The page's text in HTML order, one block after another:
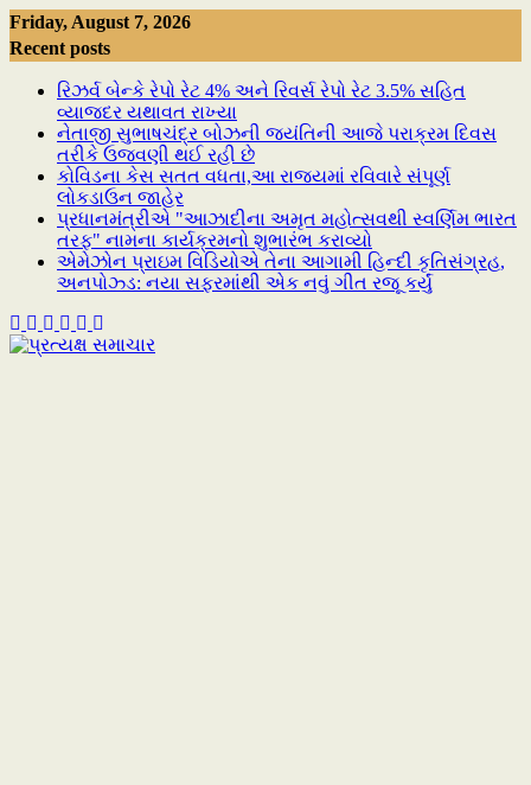
Skip
to
content
Friday, August 7, 2026
Recent posts
રિઝર્વ બેન્કે રેપો રેટ 4% અને રિવર્સ રેપો રેટ 3.5% સહિત
વ્યાજદર યથાવત રાખ્યા
નેતાજી સુભાષચંદ્ર બોઝની જયંતિની આજે પરાક્રમ દિવસ
તરીકે ઉજવણી થઈ રહી છે
કોવિડના કેસ સતત વધતા,આ રાજ્યમાં રવિવારે સંપૂર્ણ
લોકડાઉન જાહેર
પ્રધાનમંત્રીએ "આઝાદીના અમૃત મહોત્સવથી સ્વર્ણિમ ભારત
તરફ" નામના કાર્યક્રમનો શુભારંભ કરાવ્યો
એમેઝોન પ્રાઇમ વિડિયોએ તેના આગામી હિન્દી કૃતિસંગ્રહ,
અનપોઝ્ડ: નયા સફરમાંથી એક નવું ગીત રજૂ કર્યું